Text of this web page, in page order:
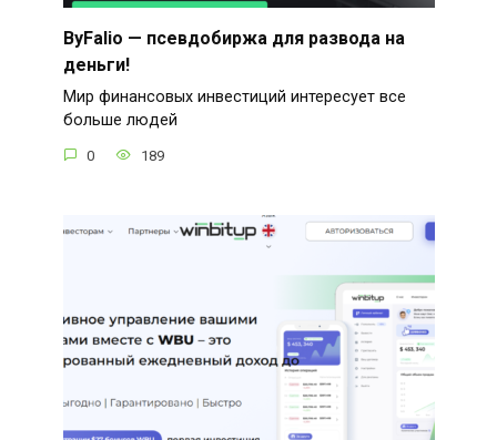
ByFalio — псевдобиржа для развода на
деньги!
Мир финансовых инвестиций интересует все
больше людей
0 189